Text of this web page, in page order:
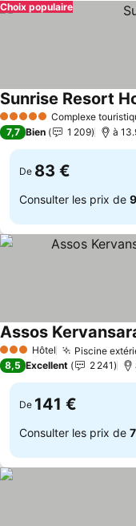
Choix populaire
5 Étoiles Complexe
Sunrise Resort
7,7 Bien 1 209 à
De 83 €
Consulter les prix de
3 ÉtoilesHôtel Piscine
Assos
8,5 Excellent 2 241
De 141 €
Consulter les prix de